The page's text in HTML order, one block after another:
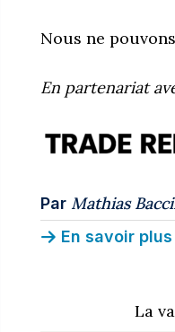
Nous ne
En partenariat
Par Mathias
En savoir
La